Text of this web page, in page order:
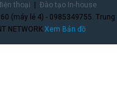
thoại
Đào tạo In-house
(máy lẻ 4) - 0985349755.
NETWORK.Xem Bản đồ